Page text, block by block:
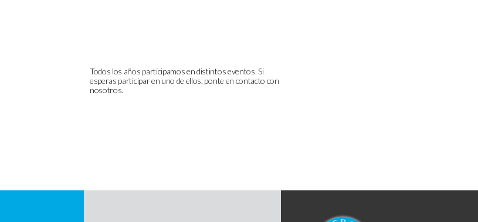
Todos los años participamos en distintos eventos. Si
esperas participar en uno de ellos, ponte en contacto con
nosotros.